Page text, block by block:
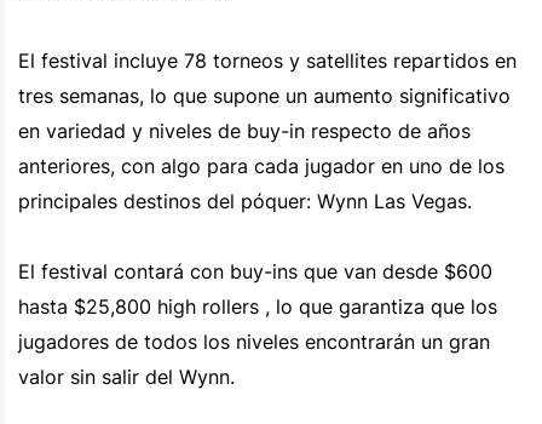
El festival incluye 78 torneos y satellites repartidos en
tres semanas, lo que supone un aumento significativo
en variedad y niveles de buy-in respecto de años
anteriores, con algo para cada jugador en uno de los
principales destinos del póquer: Wynn Las Vegas.
El festival contará con buy-ins que van desde $600
hasta $25,800 high rollers , lo que garantiza que los
jugadores de todos los niveles encontrarán un gran
valor sin salir del Wynn.